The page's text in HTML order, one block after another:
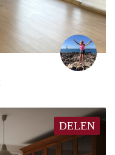
Kaat
DELEN